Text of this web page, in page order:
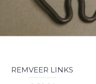
REMVEER LINKS